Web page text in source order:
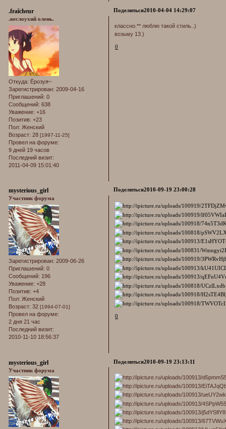
Поделиться2010-04-04 14:29:07
.fraîcheur
.веслоухий олень.
Откуда: Ёрозуя~
Зарегистрирован: 2009-04-16
Приглашений: 0
Сообщений: 638
Уважение: +16
Позитив: +23
Пол: Женский
Возраст: 28 [1997-11-25]
Провел на форуме:
9 дней 19 часов
Последний визит:
2011-04-09 15:01:40
классно.** люблю такой стиль..)
возьму 13.)
0
Поделиться2010-09-19 23:00:28
mysterious_girl
Участник форума
Зарегистрирован: 2009-06-26
Приглашений: 0
Сообщений: 196
Уважение: +28
Позитив: +4
Пол: Женский
Возраст: 32 [1994-07-01]
Провел на форуме:
2 дня 21 час
Последний визит:
2010-11-10 18:56:37
0
Поделиться2010-09-19 23:13:11
mysterious_girl
Участник форума